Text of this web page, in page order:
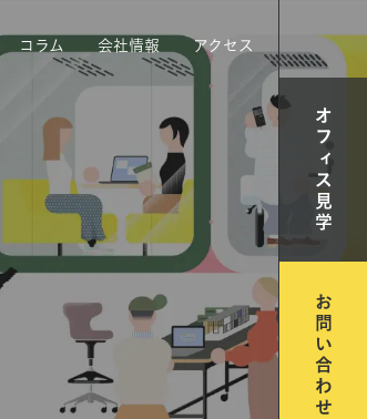
コラム 会社情報 アクセス
オフィス見学
お問い合わせ